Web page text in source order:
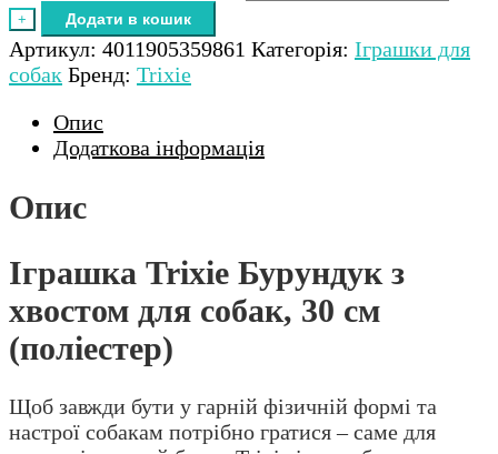
+ Додати в кошик
Артикул: 4011905359861 Категорія: Іграшки для
собак Бренд: Trixie
Опис
Додаткова інформація
Опис
Іграшка Trixie Бурундук з
хвостом для собак, 30 см
(поліестер)
Щоб завжди бути у гарній фізичній формі та
настрої собакам потрібно гратися – саме для